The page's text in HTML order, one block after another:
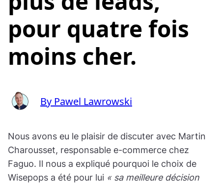
pour quatre fois
moins cher.
By Pawel Lawrowski
Nous avons eu le plaisir de discuter avec Martin
Charousset, responsable e-commerce chez
Faguo. Il nous a expliqué pourquoi le choix de
Wisepops a été pour lui « sa meilleure décision